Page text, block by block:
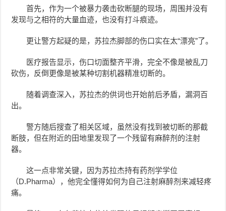
首先，作为一个被暴力袭击砍断腿的现场，周围并没有
发现与之相符的大量血迹，也没有打斗痕迹。
更让警方起疑的是，苏拉杰脚部的伤口实在太“漂亮”了。
医疗报告显示，伤口切面整齐平滑，完全不像是被乱刀
砍伤，反倒更像是被某种切割机器精准切断的。
随着调查深入，苏拉杰的供词也开始前后矛盾，漏洞百
出。
警方随后搜查了相关区域，虽然没有找到被切断的那截
断肢，但在附近的田地里发现了一个残留有麻醉剂的注射
器。
这一点非常关键，因为苏拉杰持有药剂学学位
（D.Pharma），他完全懂得如何为自己注射麻醉剂来减轻疼
痛。